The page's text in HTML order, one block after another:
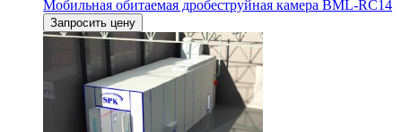
Мобильная обитаемая дробеструйная камера BML-RC14
Запросить цену